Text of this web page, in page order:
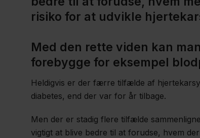
risiko for at udvikle
Med den rette viden kan
forebygge for eksempel
Heldigvis er der færre tilfælde af
diabetes, end der var for år tilbage.
Men der er stadig flere tilfælde
vigtigt at blive bedre til at forudse, hvem